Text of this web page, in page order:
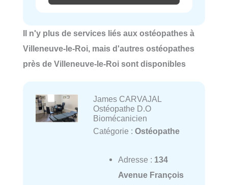
Il n'y plus de services liés aux ostéopathes à
Villeneuve-le-Roi, mais d'autres ostéopathes
près de Villeneuve-le-Roi sont disponibles
James CARVAJAL
Ostéopathe D.O
Biomécanicien
Catégorie : Ostéopathe
Adresse : 134
Avenue François